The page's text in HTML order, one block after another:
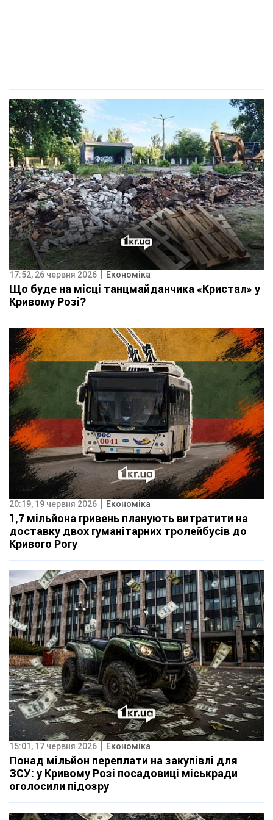
17:52, 26 червня 2026 Економіка
Що буде на місці танцмайданчика «Кристал» у
Кривому Розі?
20:19, 19 червня 2026 Економіка
1,7 мільйона гривень планують витратити на
доставку двох гуманітарних тролейбусів до
Кривого Рогу
15:01, 17 червня 2026 Економіка
Понад мільйон переплати на закупівлі для
ЗСУ: у Кривому Розі посадовиці міськради
оголосили підозру